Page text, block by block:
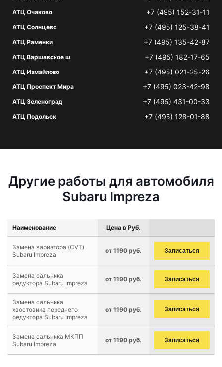
АТЦ Очаково +7 (495) 152-31-11
АТЦ Солнцево +7 (495) 125-38-41
АТЦ Раменки +7 (495) 135-42-87
АТЦ Варшавское ш +7 (495) 182-17-65
АТЦ Измайлово +7 (495) 021-25-26
АТЦ Проспект Мира +7 (495) 023-42-98
АТЦ Зеленоград +7 (495) 431-00-33
АТЦ Подольск +7 (495) 128-01-88
Другие работы для автомобиля
Subaru Impreza
Наименование Цена в Руб.
Замена вариатора (CVT)
Subaru Impreza
от 1190 руб. Записаться
Замена сальника
редуктора Subaru Impreza
от 1190 руб. Записаться
Замена сальника
хвостовика переднего
редуктора Subaru Impreza
от 1190 руб. Записаться
Замена сальника МКПП
Subaru Impreza
от 1190 руб. Записаться